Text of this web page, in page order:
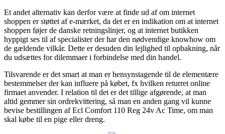
Et andet alternativ kan derfor være at finde ud af om internet
shoppen er støttet af e-mærket, da det er en indikation om at internet
shoppen føjer de danske retningslinjer, og at internet butikken
hyppigt ses til af specialister der har den nødvendige knowhow om
de gældende vilkår. Dette er desuden din lejlighed til opbakning, når
du udsættes for dilemmaer i forbindelse med din handel.
Tilsvarende er det smart at man er hensynstagende til de elementære
bestemmelser der kan influere på købet, fx hvilken returret online
firmaet anvender. I relation til det er det tillige afgørende, at man
altid gemmer sin ordrekvittering, så man en anden gang vil kunne
bevise bestillingen af Ecl Comfort 110 Reg 24v Ac Time, om man
skal købe til en pige eller dreng.